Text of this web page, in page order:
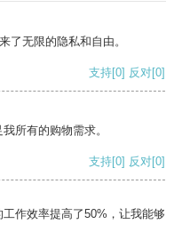
了无限的隐私和自由。
支持[0] 反对[0]
所有的购物需求。
支持[0] 反对[0]
作效率提高了50%，让我能够